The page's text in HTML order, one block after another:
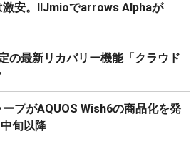
激安。IIJmioでarrows Alphaが
の最新リカバリー機能「クラウド
プがAQUOS Wish6の商品化を発
旬以降